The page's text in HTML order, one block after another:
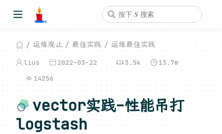
运维观止 最佳实践 运维最佳实践
lius 2022-03-22 3.5k 13.7m
14256
vector实践-性能吊打
logstash